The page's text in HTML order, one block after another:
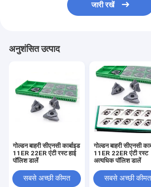
जारी रखें
अनुशंसित उत्पाद
गोल्डन बाहरी सीएनसी कार्बाइड
11ER 22ER एंटी रस्ट हाई
पॉलिश डालें
सबसे अच्छी कीमत
गोल्डन बाहरी सीएनसी
11ER 22ER एंटी रस्ट
अत्यधिक पॉलिश डालें
सबसे अच्छी कीमत